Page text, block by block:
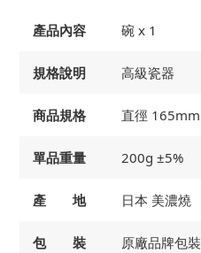
產品內容 碗 x 1
規格說明 高級瓷器
商品規格 直徑
單品重量 200g ±5%
產 地 日本 美濃燒
包 裝 原廠品牌包裝